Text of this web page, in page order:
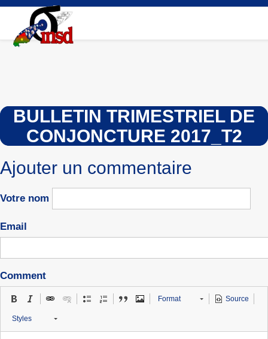
Aller
contenu
principal
BULLETIN TRIMESTRIEL DE
CONJONCTURE 2017_T2
Ajouter un commentaire
Votre nom
Email
Comment
Format Source
Styles